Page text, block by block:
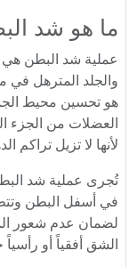
ما هو شد
عملية شد البطن هي
والجلد المترهل في
هو تحسين محيط
العضلات من الجزء
لأنها لا تزيل تراكم
تُجرى عملية شد
في أسفل البطن
لضمان عدم شعور
الشق أفقياً أو